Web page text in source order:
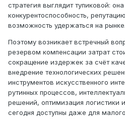
стратегия выглядит тупиковой:
конкурентоспособность,
возможность удержаться на рынке.
Поэтому возникает встречный
резервом компенсации затрат
сокращение издержек за счёт
внедрение технологических
инструментов искусственного
рутинных процессов,
решений, оптимизация логистики
сегодня доступны даже для